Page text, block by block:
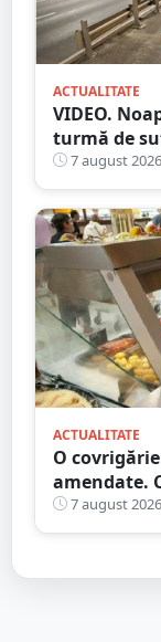
ACTUALITATE
VIDEO.
turmă de
Gest de
7 august 2026
ACTUALITATE
O
amendate.
DSVSA
7 august 2026